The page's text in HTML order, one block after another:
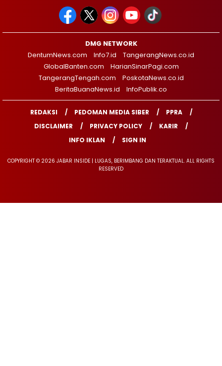
DMG NETWORK
DentumNews.com
Info7.id
TangerangNews.co.id
GlobalBanten.com
HarianSinarPagi.com
TangerangTengah.com
PoskotaNews.co.id
BeritaBuanaNews.id
InfoPublik.co
REDAKSI PEDOMAN MEDIA SIBER
PPRA
DISCLAIMER
PRIVACY POLICY
KARIR
INFO IKLAN
SIGN IN
COPYRIGHT © 2026 JABAR INSIDE | LUGAS, BERIMBANG DAN TERAKTUAL. ALL RIGHTS
RESERVED